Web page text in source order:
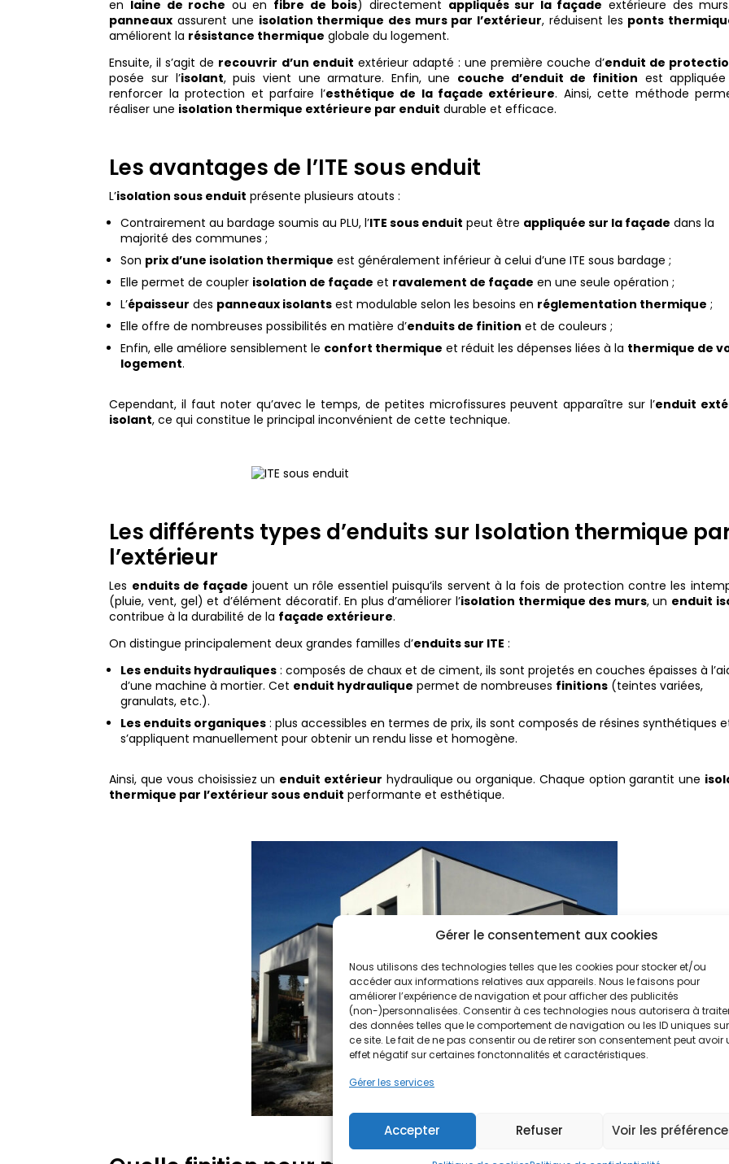
Gérer le consentement aux cookies
Nous utilisons des technologies telles que les cookies pour stocker et/ou
accéder aux informations relatives aux appareils. Nous le faisons pour
améliorer l’expérience de navigation et pour afficher des publicités
(non-)personnalisées. Consentir à ces technologies nous autorisera à
des données telles que le comportement de navigation ou les ID uniques sur
ce site. Le fait de ne pas consentir ou de retirer son consentement peut avoir
effet négatif sur certaines fonctonnalités et caractéristiques.
Gérer les services
Accepter Refuser Voir les
en laine de roche ou en fibre de bois) directement appliqués sur la façade extérieure des
panneaux assurent une isolation thermique des murs par l’extérieur, réduisent les ponts
améliorent la résistance thermique globale du logement.
Ensuite, il s’agit de recouvrir d’un enduit extérieur adapté : une première couche d’enduit de
posée sur l’isolant, puis vient une armature. Enfin, une couche d’enduit de finition est
renforcer la protection et parfaire l’esthétique de la façade extérieure. Ainsi, cette méthode
réaliser une isolation thermique extérieure par enduit durable et efficace.
Les avantages de l’ITE sous enduit
L’isolation sous enduit présente plusieurs atouts :
Contrairement au bardage soumis au PLU, l’ITE sous enduit peut être appliquée sur la façade dans la
majorité des communes ;
Son prix d’une isolation thermique est généralement inférieur à celui d’une ITE sous bardage ;
Elle permet de coupler isolation de façade et ravalement de façade en une seule opération ;
L’épaisseur des panneaux isolants est modulable selon les besoins en réglementation thermique ;
Elle offre de nombreuses possibilités en matière d’enduits de finition et de couleurs ;
Enfin, elle améliore sensiblement le confort thermique et réduit les dépenses liées à la thermique de
logement.
Cependant, il faut noter qu’avec le temps, de petites microfissures peuvent apparaître sur l’enduit
isolant, ce qui constitue le principal inconvénient de cette technique.
Les différents types d’enduits sur Isolation thermique
l’extérieur
Les enduits de façade jouent un rôle essentiel puisqu’ils servent à la fois de protection contre les
(pluie, vent, gel) et d’élément décoratif. En plus d’améliorer l’isolation thermique des murs, un enduit
contribue à la durabilité de la façade extérieure.
On distingue principalement deux grandes familles d’enduits sur ITE :
Les enduits hydrauliques : composés de chaux et de ciment, ils sont projetés en couches épaisses à
d’une machine à mortier. Cet enduit hydraulique permet de nombreuses finitions (teintes variées,
granulats, etc.).
Les enduits organiques : plus accessibles en termes de prix, ils sont composés de résines synthétiques
s’appliquent manuellement pour obtenir un rendu lisse et homogène.
Ainsi, que vous choisissiez un enduit extérieur hydraulique ou organique. Chaque option garantit une
thermique par l’extérieur sous enduit performante et esthétique.